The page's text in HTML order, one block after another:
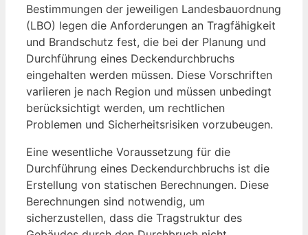
Bestimmungen der jeweiligen Landesbauordnung
(LBO) legen die Anforderungen an Tragfähigkeit
und Brandschutz fest, die bei der Planung und
Durchführung eines Deckendurchbruchs
eingehalten werden müssen. Diese Vorschriften
variieren je nach Region und müssen unbedingt
berücksichtigt werden, um rechtlichen
Problemen und Sicherheitsrisiken vorzubeugen.
Eine wesentliche Voraussetzung für die
Durchführung eines Deckendurchbruchs ist die
Erstellung von statischen Berechnungen. Diese
Berechnungen sind notwendig, um
sicherzustellen, dass die Tragstruktur des